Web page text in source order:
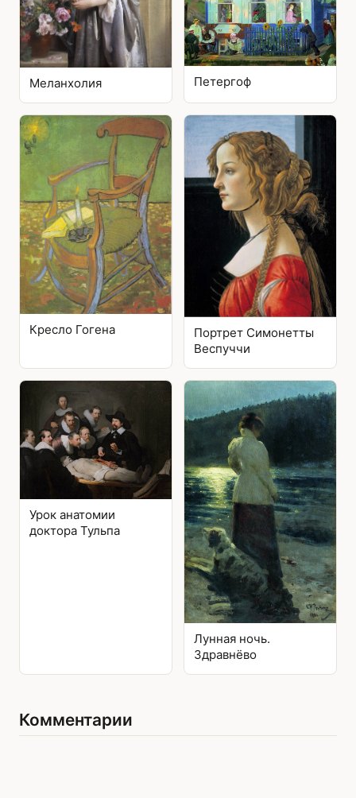
Меланхолия Петергоф
Кресло Гогена
Портрет Симонетты
Веспуччи
Урок анатомии
доктора Тульпа
Лунная ночь.
Здравнёво
Комментарии